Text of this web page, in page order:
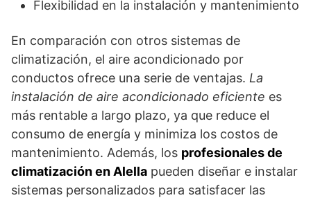
Flexibilidad en la instalación y mantenimiento
En comparación con otros sistemas de
climatización, el aire acondicionado por
conductos ofrece una serie de ventajas. La
instalación de aire acondicionado eficiente es
más rentable a largo plazo, ya que reduce el
consumo de energía y minimiza los costos de
mantenimiento. Además, los profesionales de
climatización en Alella pueden diseñar e instalar
sistemas personalizados para satisfacer las